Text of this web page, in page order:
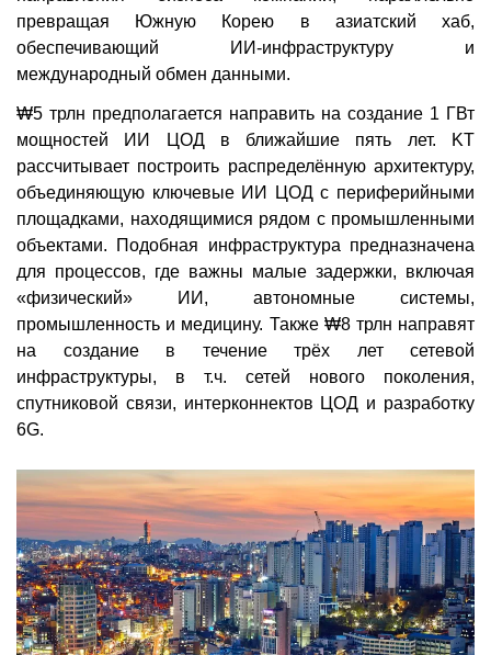
превращая Южную Корею в азиатский хаб,
обеспечивающий ИИ-инфраструктуру и
международный обмен данными.
₩5 трлн предполагается направить на создание 1 ГВт
мощностей ИИ ЦОД в ближайшие пять лет. KT
рассчитывает построить распределённую архитектуру,
объединяющую ключевые ИИ ЦОД с периферийными
площадками, находящимися рядом с промышленными
объектами. Подобная инфраструктура предназначена
для процессов, где важны малые задержки, включая
«физический» ИИ, автономные системы,
промышленность и медицину. Также ₩8 трлн направят
на создание в течение трёх лет сетевой
инфраструктуры, в т.ч. сетей нового поколения,
спутниковой связи, интерконнектов ЦОД и разработку
6G.